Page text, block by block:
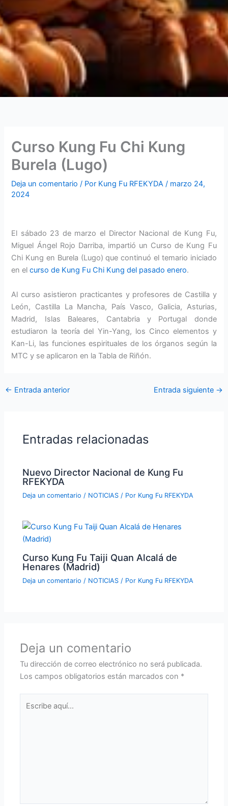
Curso Kung Fu Chi Kung
Burela (Lugo)
Deja un comentario / Por Kung Fu RFEKYDA/ marzo 24,
2024
El sábado 23 de marzo el Director Nacional de Kung Fu,
Miguel Ángel Rojo Darriba, impartió un Curso de Kung Fu
Chi Kung en Burela (Lugo) que continuó el temario iniciado
en elcurso de Kung Fu Chi Kung del pasado enero.
Al curso asistieron practicantes y profesores de Castilla y
León, Castilla La Mancha, País Vasco, Galicia, Asturias,
Madrid, Islas Baleares, Cantabria y Portugal donde
estudiaron la teoría del Yin-Yang, los Cinco elementos y
Kan-Li, las funciones espirituales de los órganos según la
MTC y se aplicaron en la Tabla de Riñón.
← Entrada anterior Entrada siguiente →
Entradas relacionadas
Nuevo Director Nacional de Kung Fu
RFEKYDA
Deja un comentario / NOTICIAS / Por Kung Fu RFEKYDA
Curso Kung Fu Taiji Quan Alcalá de
Henares (Madrid)
Deja un comentario / NOTICIAS / Por Kung Fu RFEKYDA
Deja un comentario
Tu dirección de correo electrónico no será publicada.
Los campos obligatorios están marcados con *
aquí...